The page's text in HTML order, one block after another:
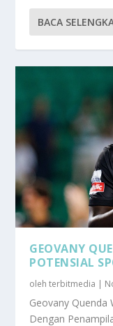
BACA
GEOVANY
POTENSIAL
olehterbitmedia |
Geovany Quenda
Dengan